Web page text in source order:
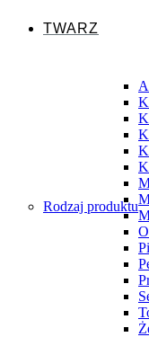
TWARZ
Rodzaj produktu